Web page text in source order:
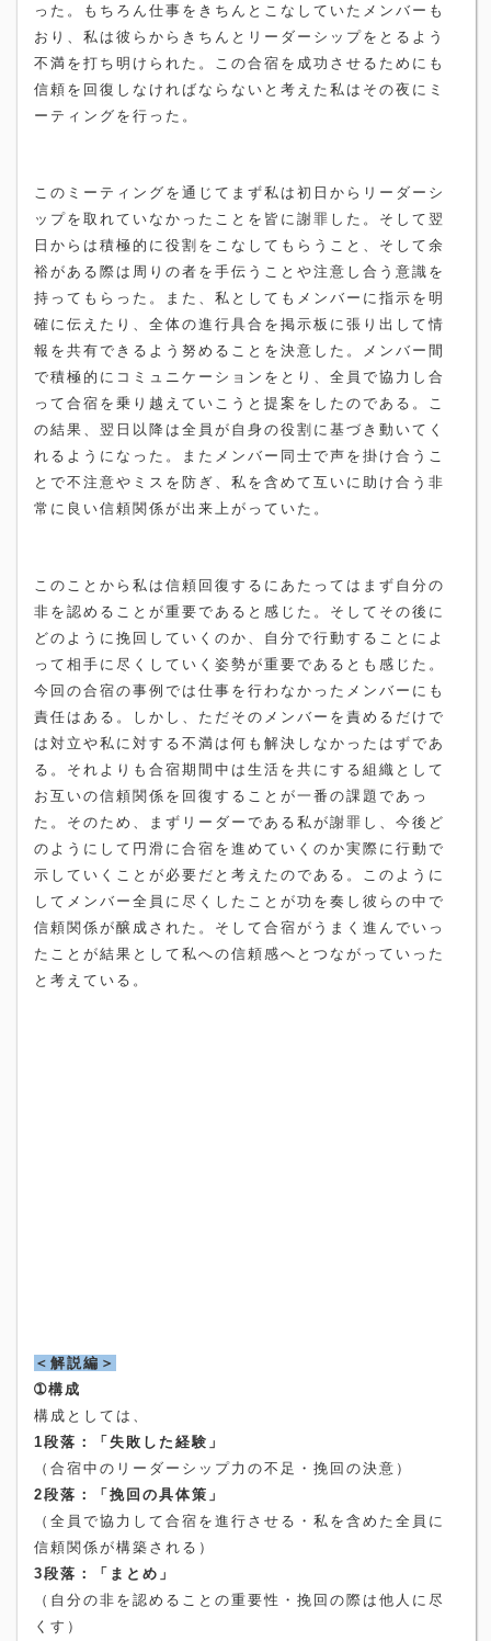
った。もちろん仕事をきちんとこなしていたメンバーも
おり、私は彼らからきちんとリーダーシップをとるよう
不満を打ち明けられた。この合宿を成功させるためにも
信頼を回復しなければならないと考えた私はその夜にミ
ーティングを行った。
このミーティングを通じてまず私は初日からリーダーシ
ップを取れていなかったことを皆に謝罪した。そして翌
日からは積極的に役割をこなしてもらうこと、そして余
裕がある際は周りの者を手伝うことや注意し合う意識を
持ってもらった。また、私としてもメンバーに指示を明
確に伝えたり、全体の進行具合を掲示板に張り出して情
報を共有できるよう努めることを決意した。メンバー間
で積極的にコミュニケーションをとり、全員で協力し合
って合宿を乗り越えていこうと提案をしたのである。こ
の結果、翌日以降は全員が自身の役割に基づき動いてく
れるようになった。またメンバー同士で声を掛け合うこ
とで不注意やミスを防ぎ、私を含めて互いに助け合う非
常に良い信頼関係が出来上がっていた。
このことから私は信頼回復するにあたってはまず自分の
非を認めることが重要であると感じた。そしてその後に
どのように挽回していくのか、自分で行動することによ
って相手に尽くしていく姿勢が重要であるとも感じた。
今回の合宿の事例では仕事を行わなかったメンバーにも
責任はある。しかし、ただそのメンバーを責めるだけで
は対立や私に対する不満は何も解決しなかったはずであ
る。それよりも合宿期間中は生活を共にする組織として
お互いの信頼関係を回復することが一番の課題であっ
た。そのため、まずリーダーである私が謝罪し、今後ど
のようにして円滑に合宿を進めていくのか実際に行動で
示していくことが必要だと考えたのである。このように
してメンバー全員に尽くしたことが功を奏し彼らの中で
信頼関係が醸成された。そして合宿がうまく進んでいっ
たことが結果として私への信頼感へとつながっていった
と考えている。
＜解説編＞
➀構成
構成としては、
1段落：「失敗した経験」
（合宿中のリーダーシップ力の不足・挽回の決意）
2段落：「挽回の具体策」
（全員で協力して合宿を進行させる・私を含めた全員に
信頼関係が構築される）
3段落：「まとめ」
（自分の非を認めることの重要性・挽回の際は他人に尽
くす）